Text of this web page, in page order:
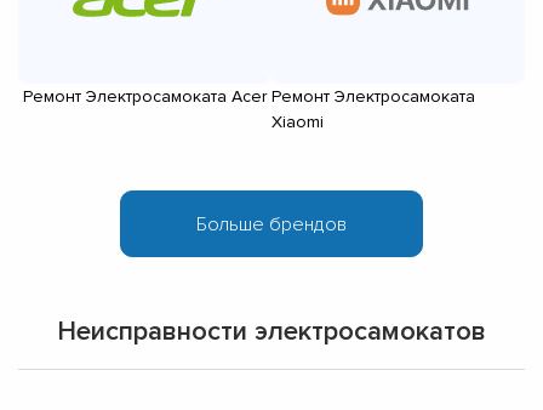
Ремонт Электросамоката Acer Ремонт Электросамоката
Xiaomi
Неисправности электросамокатов